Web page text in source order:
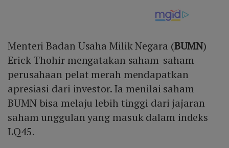
Menteri Badan Usaha Milik Negara (BUMN)
Erick Thohir mengatakan saham-saham
perusahaan pelat merah mendapatkan
apresiasi dari investor. Ia menilai saham
BUMN bisa melaju lebih tinggi dari jajaran
saham unggulan yang masuk dalam indeks
LQ45.